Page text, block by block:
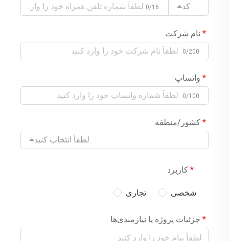
کد
0/16
نام شرکت
0/200
واتساپ
0/100
کشور/منطقه
لطفاً انتخاب کنید
کاربرد
شخصی تجاری
جزئیات پروژه یا نیازمندی‌ها